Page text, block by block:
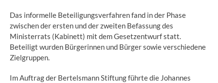
Das informelle Beteiligungsverfahren fand in der Phase
zwischen der ersten und der zweiten Befassung des
Ministerrats (Kabinett) mit dem Gesetzentwurf statt.
Beteiligt wurden Bürgerinnen und Bürger sowie verschiedene
Zielgruppen.
Im Auftrag der Bertelsmann Stiftung führte die Johannes